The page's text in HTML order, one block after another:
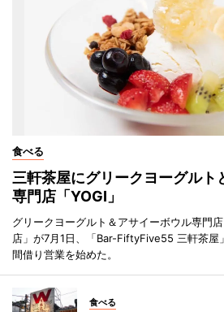
食べる
三軒茶屋にグリークヨーグルト
専門店「YOGI」
グリークヨーグルト＆アサイーボウル専門
店」が7月1日、「Bar-FiftyFive55 三軒茶屋
間借り営業を始めた。
食べる